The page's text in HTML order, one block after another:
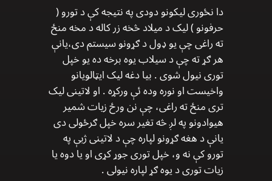
دا نځوری لیکونو دودی په نتیجه کې د تورو (
حرفونو ) لیک د میلاد څخه زر کاله د مخه منځ
ته راغی چې یو ډول د ګړونو سیستم دی،یانې
هر ګړ ته چې د سیلاب یوه برخه ده یو خپل
توری نیول شوی . بیا دغه لیک ایټالویانو
واخیست او نوره وده ئې ورکړه . او لاتینی لیک
تری منځ ته راغی، چې نن ورځ زیات شمیر
هیوادونو په لږ څه تغیر سره خپل ګرځولی دی
یانې د هغه ګړونو لپاره چې د لاتینی ژبې په
تورو کې نه و، خپل توری جوړ کړی او یا دوه یا
زیات توری د یوه ګړ لپاره نیولی .